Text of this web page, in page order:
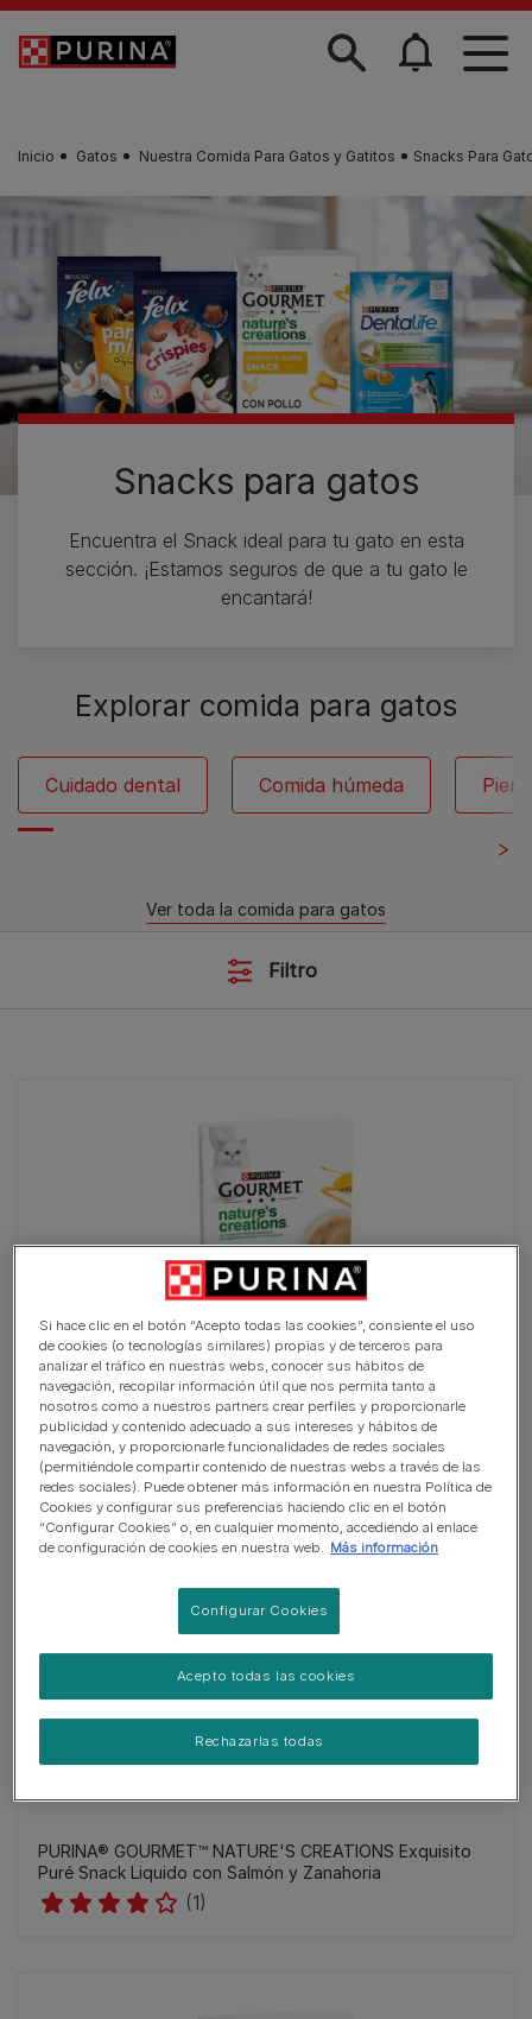
Skip to main content
Inicio Gatos Nuestra Comida Para Gatos y Gatitos Snacks Para
Snacks para gatos
Encuentra el Snack ideal para tu gato en esta
sección. ¡Estamos seguros de que a tu gato le
encantará!
Explorar comida para gatos
Cuidado dental Comida húmeda
Ver toda la comida para gatos
Filtro
PURINA® GOURMET™ NATURE'S CREATIONS Exquisito
Puré Snack Liquido con Pollo y Calabaza
(2)
PURINA® GOURMET™ NATURE'S CREATIONS Exquisito
Puré Snack Liquido con Salmón y Zanahoria
(1)
Si hace clic en el botón “Acepto todas las cookies”, consiente el uso
de cookies (o tecnologías similares) propias y de terceros para
analizar el tráfico en nuestras webs, conocer sus hábitos de
navegación, recopilar información útil que nos permita tanto a
nosotros como a nuestros partners crear perfiles y proporcionarle
publicidad y contenido adecuado a sus intereses y hábitos de
navegación, y proporcionarle funcionalidades de redes sociales
(permitiéndole compartir contenido de nuestras webs a través de las
redes sociales). Puede obtener más información en nuestra Política de
Cookies y configurar sus preferencias haciendo clic en el botón
“Configurar Cookies” o, en cualquier momento, accediendo al enlace
de configuración de cookies en nuestra web. Más información
Configurar Cookies
Rechazarlas todas
Acepto todas las cookies